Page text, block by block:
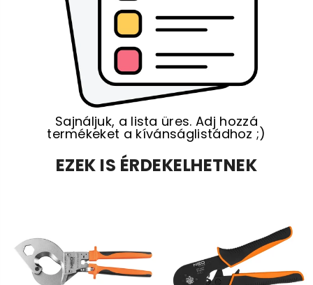
Sajnáljuk, a lista üres. Adj hozzá
termékeket a kívánságlistádhoz ;)
EZEK IS ÉRDEKELHETNEK